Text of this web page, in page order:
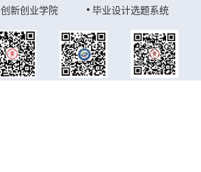
创新创业学院 毕业设计选题系统